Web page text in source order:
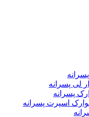
لی پسرانه
پسرانه
اسپرت پسرانه